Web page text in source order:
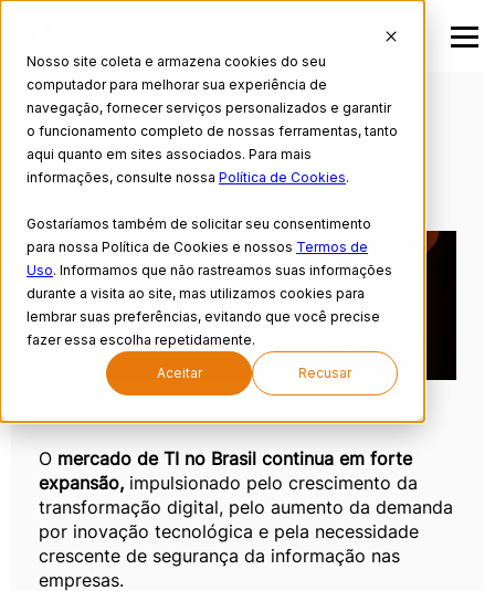
Nosso site coleta e armazena cookies do seu
computador para melhorar sua experiência de
navegação, fornecer serviços personalizados e garantir
o funcionamento completo de nossas ferramentas, tanto
aqui quanto em sites associados. Para mais
informações, consulte nossa Política de Cookies.
Gostaríamos também de solicitar seu consentimento
para nossa Política de Cookies e nossos Termos de
Uso. Informamos que não rastreamos suas informações
durante a visita ao site, mas utilizamos cookies para
lembrar suas preferências, evitando que você precise
fazer essa escolha repetidamente.
Aceitar Recusar
EXPERIS TECH TALENT
OUTLOOK Q3 2025
Publicado em 23/06/25
O mercado de TI no Brasil continua em forte
expansão, impulsionado pelo crescimento da
transformação digital, pelo aumento da demanda
por inovação tecnológica e pela necessidade
crescente de segurança da informação nas
empresas.